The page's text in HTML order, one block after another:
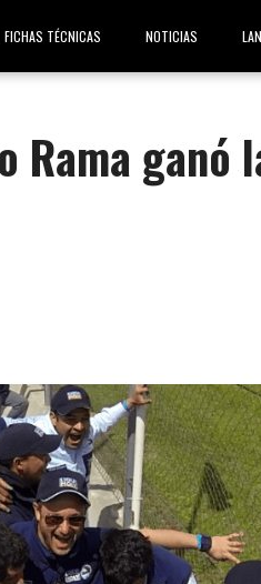
FICHAS TÉCNICAS NOTICIAS
Rama